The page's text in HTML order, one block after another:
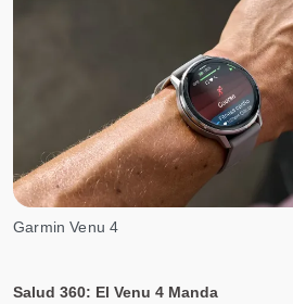
Garmin Venu 4
Salud 360: El Venu 4 Manda